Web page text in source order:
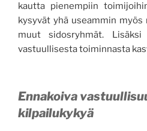
kautta pienempiin
kysyvät yhä useammin
muut sidosryhmät. Lisäksi
vastuullisesta toiminnasta
Ennakoiva
kilpailukykyä